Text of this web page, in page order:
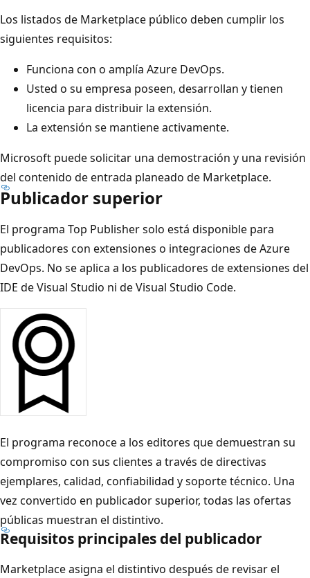
Los listados de Marketplace público deben cumplir los
siguientes requisitos:
Funciona con o amplía Azure DevOps.
Usted o su empresa poseen, desarrollan y tienen
licencia para distribuir la extensión.
La extensión se mantiene activamente.
Microsoft puede solicitar una demostración y una revisión
del contenido de entrada planeado de Marketplace.
Publicador superior
El programa Top Publisher solo está disponible para
publicadores con extensiones o integraciones de Azure
DevOps. No se aplica a los publicadores de extensiones del
IDE de Visual Studio ni de Visual Studio Code.
El programa reconoce a los editores que demuestran su
compromiso con sus clientes a través de directivas
ejemplares, calidad, confiabilidad y soporte técnico. Una
vez convertido en publicador superior, todas las ofertas
públicas muestran el distintivo.
Requisitos principales del publicador
Marketplace asigna el distintivo después de revisar el